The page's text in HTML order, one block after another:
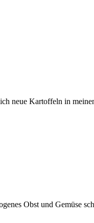
neue Kartoffeln in
Obst und Gemüse